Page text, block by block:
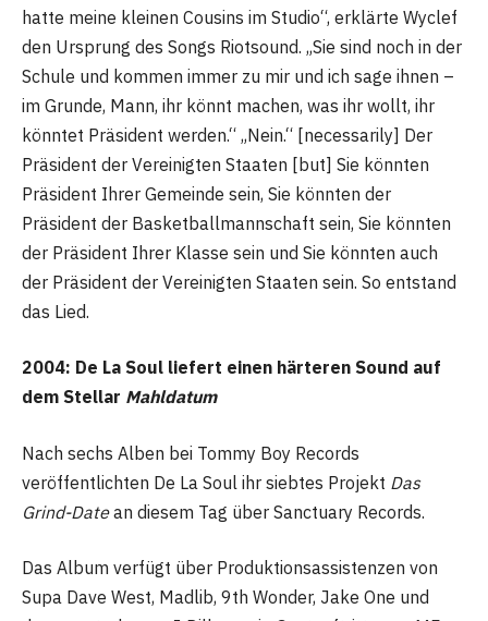
hatte meine kleinen Cousins ​​im Studio“, erklärte Wyclef
den Ursprung des Songs Riotsound. „Sie sind noch in der
Schule und kommen immer zu mir und ich sage ihnen –
im Grunde, Mann, ihr könnt machen, was ihr wollt, ihr
könntet Präsident werden.“ „Nein.“ [necessarily] Der
Präsident der Vereinigten Staaten [but] Sie könnten
Präsident Ihrer Gemeinde sein, Sie könnten der
Präsident der Basketballmannschaft sein, Sie könnten
der Präsident Ihrer Klasse sein und Sie könnten auch
der Präsident der Vereinigten Staaten sein. So entstand
das Lied.
2004: De La Soul liefert einen härteren Sound auf
dem Stellar Mahldatum
Nach sechs Alben bei Tommy Boy Records
veröffentlichten De La Soul ihr siebtes Projekt Das
Grind-Datean diesem Tag über Sanctuary Records.
Das Album verfügt über Produktionsassistenzen von
Supa Dave West, Madlib, 9th Wonder, Jake One und